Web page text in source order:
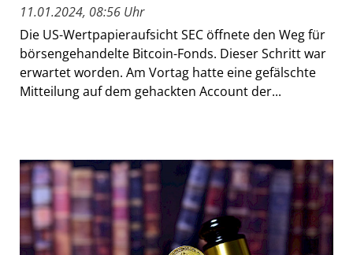
11.01.2024, 08:56 Uhr
Die US-Wertpapieraufsicht SEC öffnete den Weg für
börsengehandelte Bitcoin-Fonds. Dieser Schritt war
erwartet worden. Am Vortag hatte eine gefälschte
Mitteilung auf dem gehackten Account der...